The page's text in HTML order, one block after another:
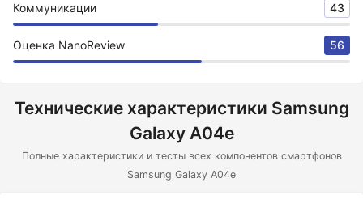
Коммуникации 43
Оценка NanoReview 56
Технические характеристики Samsung
Galaxy A04e
Полные характеристики и тесты всех компонентов смартфонов
Samsung Galaxy A04e